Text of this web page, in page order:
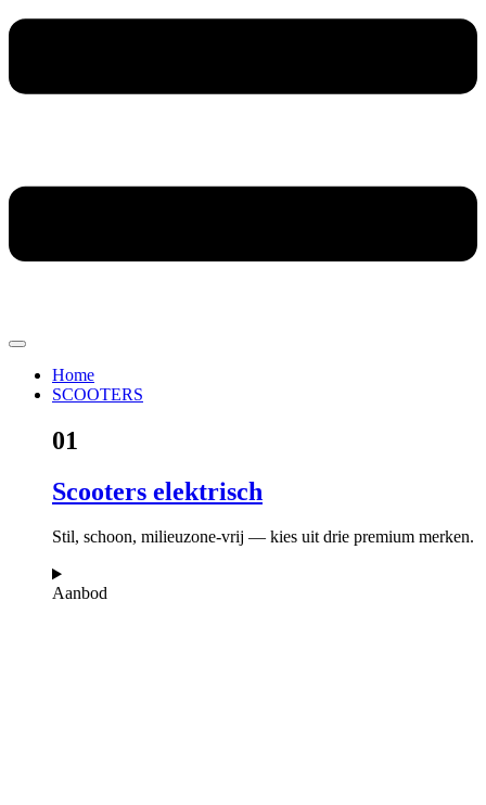
Home
SCOOTERS
01
Scooters elektrisch
Stil, schoon, milieuzone-vrij — kies uit drie premium merken.
Aanbod